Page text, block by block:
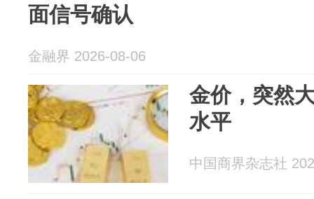
面信号确认
金融界 2026-08-06
金价，突然
水平
中国商界杂志社